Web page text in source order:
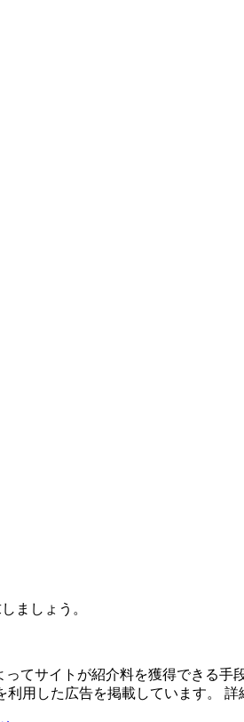
ましょう。
てサイトが紹介料を獲得できる
利用した広告を掲載しています。 詳